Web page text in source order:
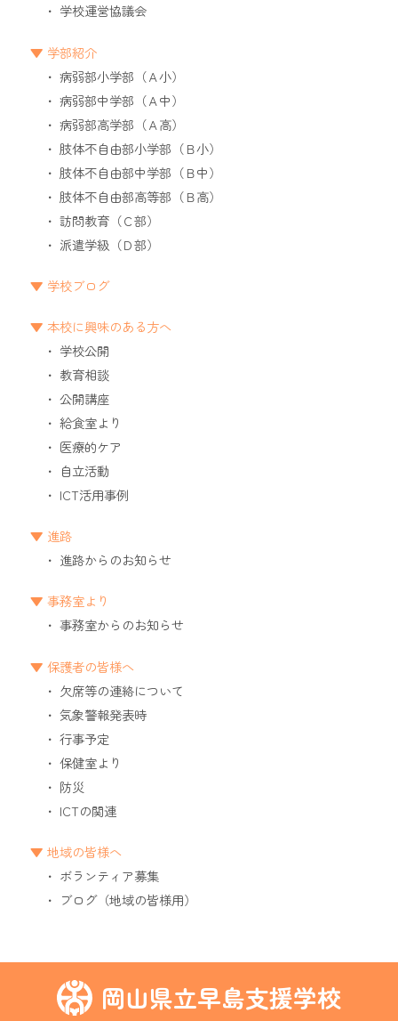
学校運営協議会
学部紹介
病弱部小学部（Ａ小）
病弱部中学部（Ａ中）
病弱部高学部（Ａ高）
肢体不自由部小学部（Ｂ小）
肢体不自由部中学部（Ｂ中）
肢体不自由部高等部（Ｂ高）
訪問教育（Ｃ部）
派遣学級（Ｄ部）
学校ブログ
本校に興味のある方へ
学校公開
教育相談
公開講座
給食室より
医療的ケア
自立活動
ICT活用事例
進路
進路からのお知らせ
事務室より
事務室からのお知らせ
保護者の皆様へ
欠席等の連絡について
気象警報発表時
行事予定
保健室より
防災
ICTの関連
地域の皆様へ
ボランティア募集
ブログ（地域の皆様用）
岡山県立早島支援学校